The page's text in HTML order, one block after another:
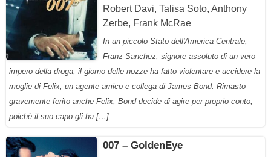
Robert Davi, Talisa Soto, Anthony
Zerbe, Frank McRae
In un piccolo Stato dell'America Centrale,
Franz Sanchez, signore assoluto di un vero
impero della droga, il giorno delle nozze ha fatto violentare e uccidere la
moglie di Felix, un agente amico e collega di James Bond. Rimasto
gravemente ferito anche Felix, Bond decide di agire per proprio conto,
poichè il suo capo gli ha […]
007 – GoldenEye